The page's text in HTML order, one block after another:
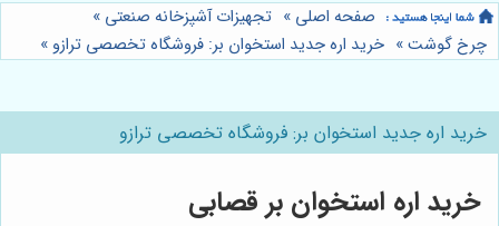
صفحه اصلی » تجهیزات آشپزخانه صنعتی »
چرخ گوشت» خرید اره جدید استخوان بر: فروشگاه تخصصی ترازو »
خرید اره جدید استخوان بر: فروشگاه تخصصی ترازو
خرید اره استخوان بر قصابی